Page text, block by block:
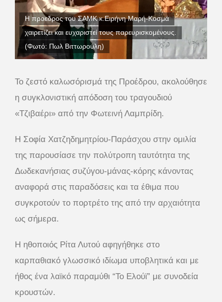
Η προεδρος του ΣΑΜΚ κ.Ειρήνη Μαρή-Κοσμά
χαιρετίζει και ευχαριστεί τους παρευρισκομένους.
(Φωτό: Πωλ Βιττωρούλη)
Το ζεστό καλωσόρισμά της Προέδρου, ακολούθησε
η συγκλονιστική απόδοση του τραγουδιού
«Τζιβαέρι» από την Φωτεινή Λαμπρίδη.
Η Σοφία Χατζηδημητρίου-Παράσχου στην ομιλία
της παρουσίασε την πολύτροπη ταυτότητα της
Δωδεκανήσιας συζύγου-μάνας-κόρης κάνοντας
αναφορά στις παραδόσεις και τα έθιμα που
συγκροτούν το πορτρέτο της από την αρχαιότητα
ως σήμερα.
Η ηθοποιός Ρίτα Λυτού αφηγήθηκε στο
καρπαθιακό γλωσσικό ιδίωμα υποβλητικά και με
ήθος ένα λαϊκό παραμύθι “Το Ελούϊ” με συνοδεία
κρουστών.